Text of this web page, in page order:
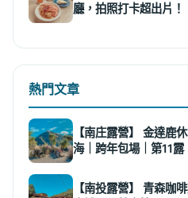
廳，拍照打卡超出片！
熱門文章
【南庄露營】 金達鹿
海｜跨年包場｜第11露
【南投露營】 青森咖